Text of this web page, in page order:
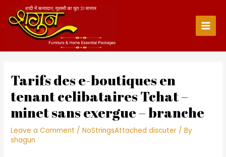
content
Main
Tarifs des e-boutiques en
tenant celibataires Tchat –
minet sans exergue – branche
Leave a Comment /NoStringsAttached discuter / By
shagun